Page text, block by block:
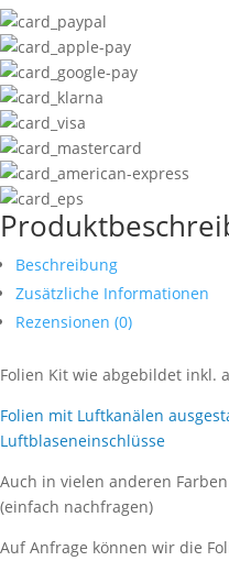
Beschreibung
Zusätzliche Informationen
Rezensionen (0)
Folien Kit wie abgebildet inkl.
Folien mit Luftkanälen
Luftblaseneinschlüsse
Auch in vielen anderen
(einfach nachfragen)
Auf Anfrage können wir die